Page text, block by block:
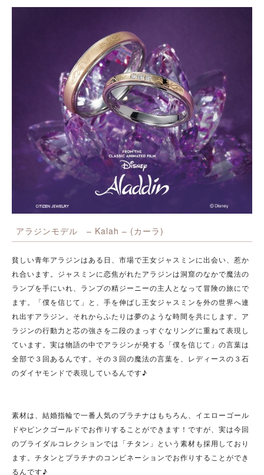
アラジンモデル – Kalah – (カーラ)
貧しい青年アラジンはある日、市場で王女ジャスミンに出会い、惹か
れ合います。ジャスミンに恋焦がれたアラジンは洞窟のなかで魔法の
ランプを手にいれ、ランプの精ジーニーの主人となって冒険の旅にで
ます。「僕を信じて」と、手を伸ばし王女ジャスミンを外の世界へ連
れ出すアラジン。それからふたりは夢のような時間を共にします。ア
ラジンの行動力と芯の強さを二段のまっすぐなリングに重ねて表現し
ています。実は物語の中でアラジンが発する「僕を信じて」の言葉は
全部で３回あるんです。その３回の魔法の言葉を、レディースの３石
のダイヤモンドで表現しているんです♪
素材は、結婚指輪で一番人気のプラチナはもちろん、イエローゴール
ドやピンクゴールドでお作りすることができます！ですが、実は今回
のブライダルコレクションでは「チタン」という素材も採用しており
ます。チタンとプラチナのコンビネーションでお作りすることができ
るんです♪